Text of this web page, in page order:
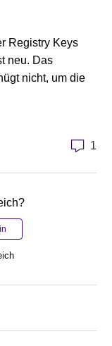
Registry Keys
neu. Das
nicht, um die
1